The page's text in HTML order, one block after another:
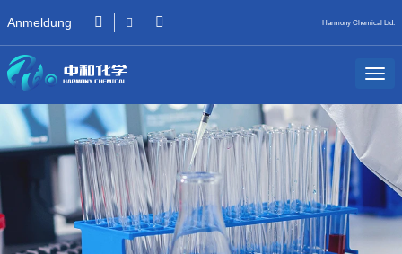
Anmeldung Harmony Chemical Ltd.